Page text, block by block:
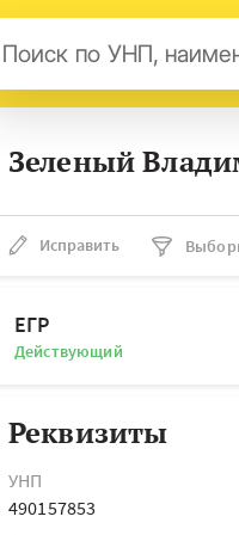
Зеленый
Исправить
ЕГР
Действующий
Реквизиты
УНП
490157853